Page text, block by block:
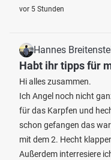
vor 5 Stunden
Hannes
Habt ihr tipps für
Hi alles zusammen.
Ich Angel noch nicht
für das Karpfen und
schon gefangen das
mit dem 2. Hecht
Außerdem interresiere